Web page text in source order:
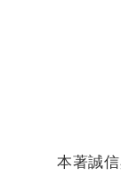
聯絡我們
本著誠